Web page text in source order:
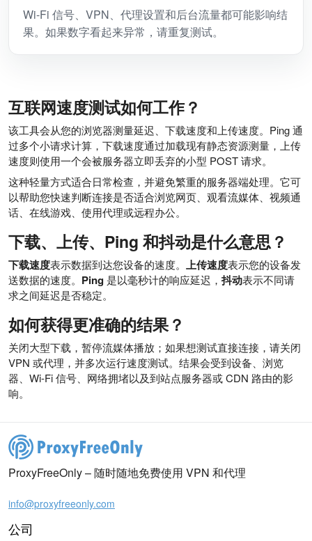
Wi-Fi 信号、VPN、代理设置和后台流量都可能影响结
果。如果数字看起来异常，请重复测试。
互联网速度测试如何工作？
该工具会从您的浏览器测量延迟、下载速度和上传速度。Ping 通
过多个小请求计算，下载速度通过加载现有静态资源测量，上传
速度则使用一个会被服务器立即丢弃的小型 POST 请求。
这种轻量方式适合日常检查，并避免繁重的服务器端处理。它可
以帮助您快速判断连接是否适合浏览网页、观看流媒体、视频通
话、在线游戏、使用代理或远程办公。
下载、上传、Ping 和抖动是什么意思？
下载速度表示数据到达您设备的速度。 上传速度表示您的设备发
送数据的速度。 Ping 是以毫秒计的响应延迟， 抖动表示不同请
求之间延迟是否稳定。
如何获得更准确的结果？
关闭大型下载，暂停流媒体播放；如果想测试直接连接，请关闭
VPN 或代理，并多次运行速度测试。结果会受到设备、浏览
器、Wi-Fi 信号、网络拥堵以及到站点服务器或 CDN 路由的影
响。
ProxyFreeOnly – 随时随地免费使用 VPN 和代理
info@proxyfreeonly.com
公司